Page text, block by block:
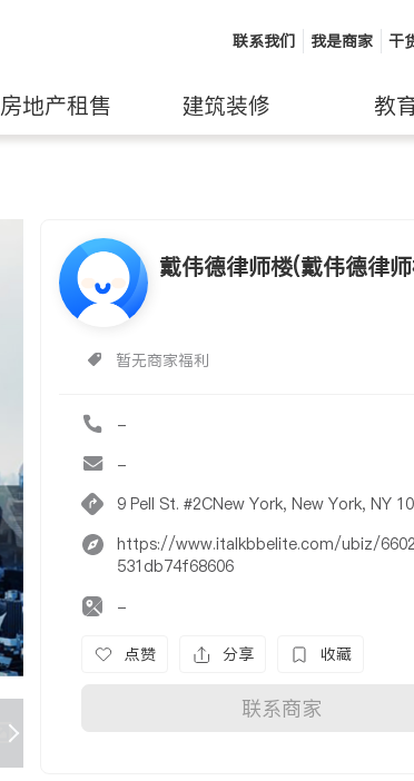
联系我们 我是商家 干
房地产租售 建筑装修 教
戴伟德律师楼(戴伟德律师
暂无商家福利
-
-
9 Pell St. #2CNew York, New York, NY
https://www.italkbbelite.com/ubiz/
531db74f68606
-
点赞 分享 收藏
联系商家